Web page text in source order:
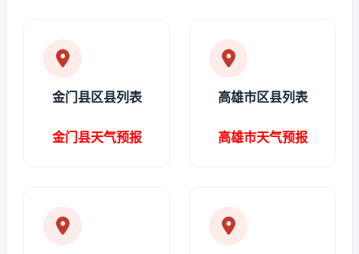
金门县区县列表
金门县天气预报
高雄市区县列表
高雄市天气预报